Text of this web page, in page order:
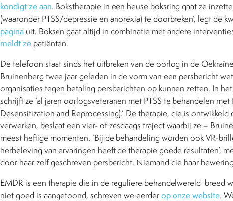
kondigt ze aan. Bokstherapie in een heuse boksring gaat ze
(waaronder PTSS/depressie en anorexia) te doorbreken’, legt de
pagina uit. Boksen gaat altijd in combinatie met andere
meldt ze patiënten.
De telefoon staat sinds het uitbreken van de oorlog in de
Bruinenberg twee jaar geleden in de vorm van een persbericht
organisaties tegen betaling persberichten op kunnen zetten. In
schrijft ze ‘al jaren oorlogsveteranen met PTSS te behandelen
Desensitization and Reprocessing).’ De therapie, die is
verwerken, beslaat een vier- of zesdaags traject waarbij ze –
meest heftige momenten. ‘Bij de behandeling worden ook VR-
herbeleving van ervaringen heeft de therapie goede resultaten’,
door haar zelf geschreven persbericht. Niemand die haar
EMDR is een therapie die in de reguliere behandelwereld breed
niet goed is aangetoond, schreven we eerderop onze website.